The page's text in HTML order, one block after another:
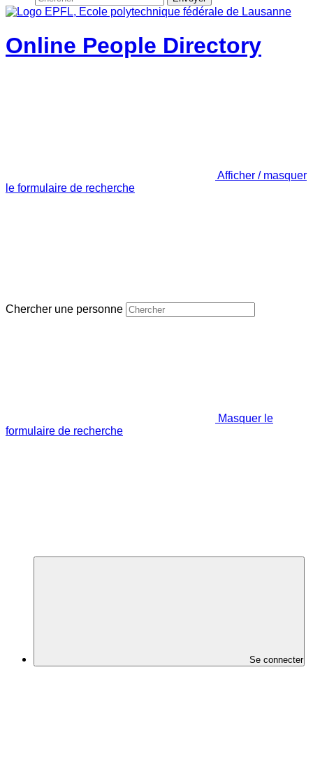
Online People Directory
Afficher / masquer
le formulaire de recherche
Chercher une personne
Masquer le
formulaire de recherche
Se connecter